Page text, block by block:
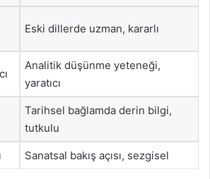
Eski dillerde uzman, kararlı
Analitik düşünme yeteneği,
yaratıcı
Tarihsel bağlamda derin bilgi,
tutkulu
Sanatsal bakış açısı, sezgisel